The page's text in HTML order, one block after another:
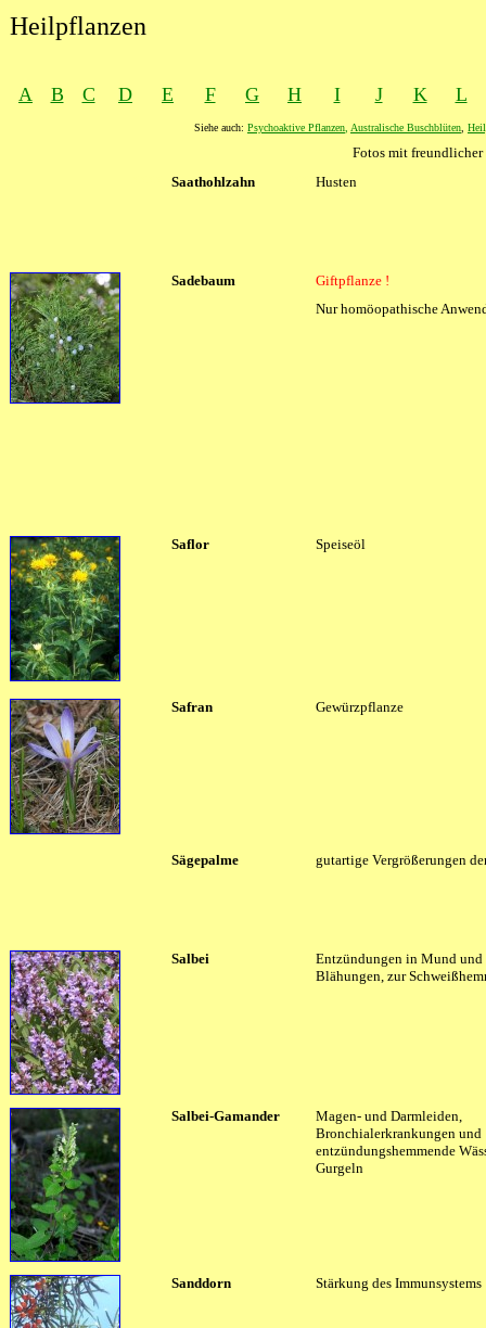
Heilpflanzen
A B C D E F G H I J K L
Siehe auch: Psychoaktive Pflanzen Australische Buschblüten
Fotos mit
Saathohlzahn Husten
Sadebaum
Giftpflanze !
Nur homöopathische
Saflor Speiseöl
Safran Gewürzpflanze
Sägepalme gutartige Vergrößerungen
Salbei
Entzündungen in Mund und
Blähungen, zur
Salbei-Gamander
Magen- und Darmleiden,
Bronchialerkrankungen und
entzündungshemmende
Gurgeln
Sanddorn Stärkung des Immunsystems